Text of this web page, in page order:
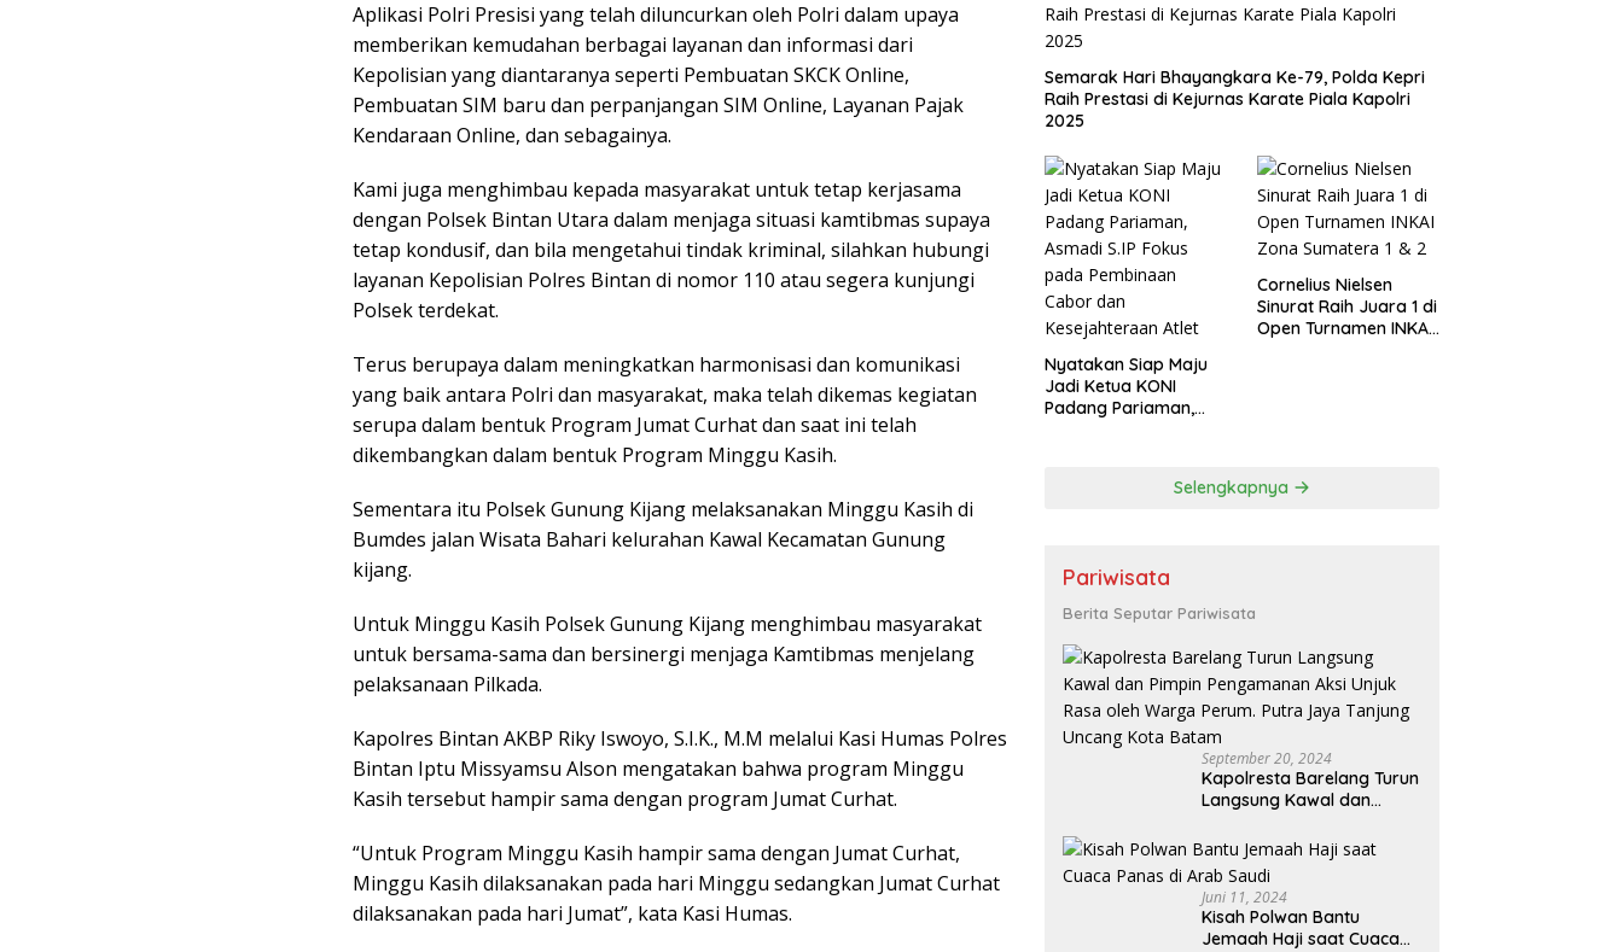
Aplikasi Polri Presisi yang telah diluncurkan oleh Polri dalam upaya
memberikan kemudahan berbagai layanan dan informasi dari
Kepolisian yang diantaranya seperti Pembuatan SKCK Online,
Pembuatan SIM baru dan perpanjangan SIM Online, Layanan Pajak
Kendaraan Online, dan sebagainya.
Kami juga menghimbau kepada masyarakat untuk tetap kerjasama
dengan Polsek Bintan Utara dalam menjaga situasi kamtibmas supaya
tetap kondusif, dan bila mengetahui tindak kriminal, silahkan hubungi
layanan Kepolisian Polres Bintan di nomor 110 atau segera kunjungi
Polsek terdekat.
Terus berupaya dalam meningkatkan harmonisasi dan komunikasi
yang baik antara Polri dan masyarakat, maka telah dikemas kegiatan
serupa dalam bentuk Program Jumat Curhat dan saat ini telah
dikembangkan dalam bentuk Program Minggu Kasih.
Sementara itu Polsek Gunung Kijang melaksanakan Minggu Kasih di
Bumdes jalan Wisata Bahari kelurahan Kawal Kecamatan Gunung
kijang.
Untuk Minggu Kasih Polsek Gunung Kijang menghimbau masyarakat
untuk bersama-sama dan bersinergi menjaga Kamtibmas menjelang
pelaksanaan Pilkada.
Kapolres Bintan AKBP Riky Iswoyo, S.I.K., M.M melalui Kasi Humas Polres
Bintan Iptu Missyamsu Alson mengatakan bahwa program Minggu
Kasih tersebut hampir sama dengan program Jumat Curhat.
“Untuk Program Minggu Kasih hampir sama dengan Jumat Curhat,
Minggu Kasih dilaksanakan pada hari Minggu sedangkan Jumat Curhat
dilaksanakan pada hari Jumat”, kata Kasi Humas.
Semarak Hari Bhayangkara Ke-79, Polda Kepri
Raih Prestasi di Kejurnas Karate Piala Kapolri
2025
Nyatakan Siap Maju
Jadi Ketua KONI
Padang Pariaman,
Kesejahteraan Atlet
Cornelius Nielsen
Sinurat Raih Juara 1 di
Open Turnamen INKAI
Selengkapnya
Pariwisata
Berita Seputar Pariwisata
September 20, 2024
Kapolresta Barelang Turun
Langsung Kawal dan
Unjuk Rasa oleh Warga
Perum. Putra Jaya
Tanjung Uncang Kota
Batam
Juni 11, 2024
Kisah Polwan Bantu
Jemaah Haji saat Cuaca